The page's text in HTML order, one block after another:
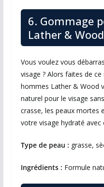
6. Gommage
Lather &
Vous voulez vous
visage ? Alors faites de
hommes Lather & Wood
naturel pour le visage
crasse, les peaux mortes
votre visage hydraté avec
Type de peau : grasse,
Ingrédients : Formule